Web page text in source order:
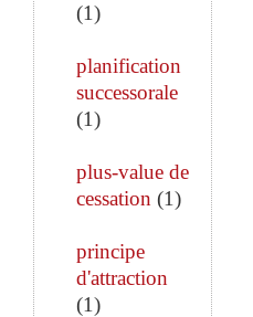
(1)
planification
successorale
(1)
plus-value de
cessation (1)
principe
d'attraction
(1)